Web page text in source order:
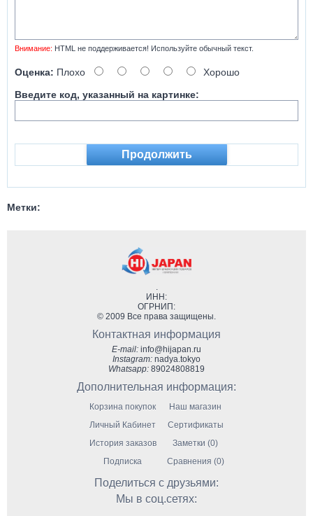
Внимание: HTML не поддерживается! Используйте обычный текст.
Оценка: Плохо
Хорошо
Введите код, указанный на картинке:
Продолжить
Метки:
.
ИНН:
ОГРНИП:
© 2009 Все права защищены.
Контактная информация
E-mail: info@hijapan.ru
Instagram: nadya.tokyo
Whatsapp: 89024808819
Дополнительная информация:
Корзина покупок
Личный Кабинет
История заказов
Подписка
Наш магазин
Сертификаты
Заметки (0)
Сравнения (0)
Поделиться с друзьями:
Мы в соц.сетях: